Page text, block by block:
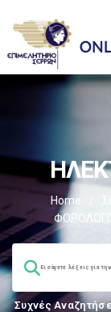
Home
Συχνές